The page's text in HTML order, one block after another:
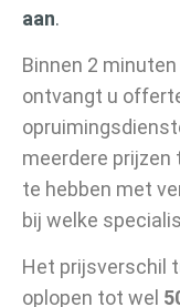
aan.
Binnen 2
ontvangt u
meerdere
te hebben met
bij welke
Het prijsverschil
oplopen tot wel